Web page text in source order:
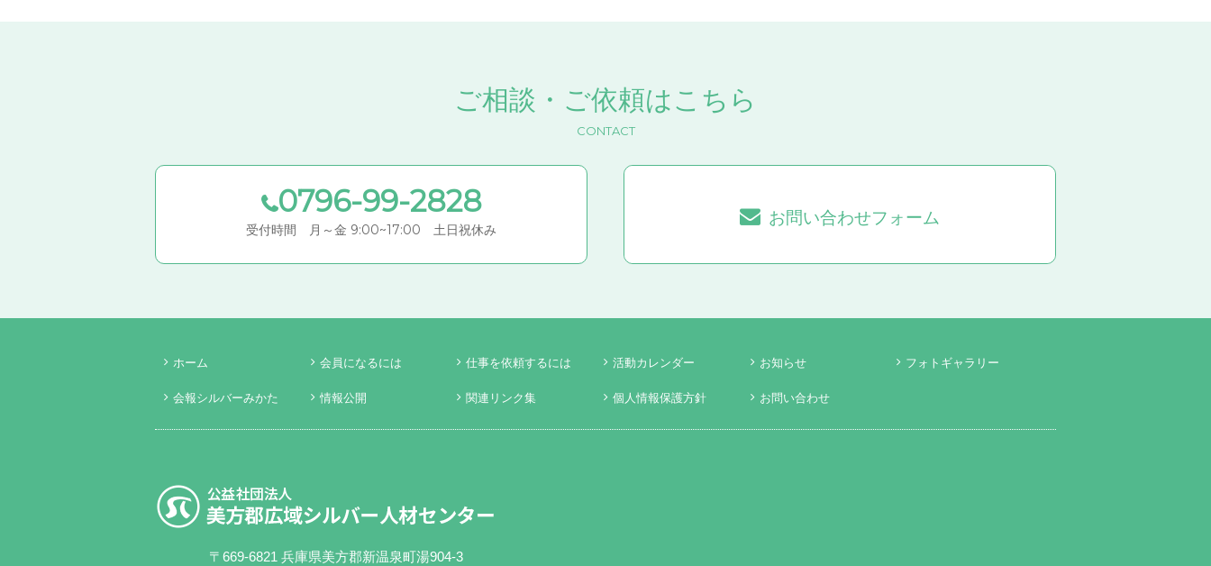
ご相談・ご依頼はこちら
CONTACT
0796-99-2828
受付時間 月～金 9:00~17:00 土日祝休み
お問い合わせフォーム
ホーム 会員になるには 仕事を依頼するには 活動カレンダー お知らせ フォトギャラリー
会報シルバーみかた 情報公開 関連リンク集 個人情報保護方針 お問い合わせ
〒669-6821 兵庫県美方郡新温泉町湯904-3